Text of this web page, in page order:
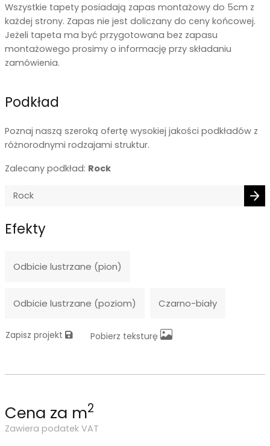
Wszystkie tapety posiadają zapas montażowy do 5cm z
każdej strony. Zapas nie jest doliczany do ceny końcowej.
Jeżeli tapeta ma być przygotowana bez zapasu
montażowego prosimy o informację przy składaniu
zamówienia.
Podkład
Poznaj naszą szeroką ofertę wysokiej jakości podkładów z
różnorodnymi rodzajami struktur.
Zalecany podkład: Rock
Efekty
Odbicie lustrzane (pion)
Odbicie lustrzane (poziom) Czarno-biały
Zapisz projekt Pobierz teksturę
Cena za m2
Zawiera podatek VAT